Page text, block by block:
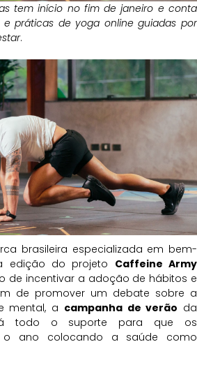
tem início no fim de janeiro e conta
práticas de yoga online guiadas por
.
brasileira especializada em bem-
edição do projeto Caffeine Army
de incentivar a adoção de hábitos e
de promover um debate sobre a
mental, a campanha de verão da
todo o suporte para que os
o ano colocando a saúde como